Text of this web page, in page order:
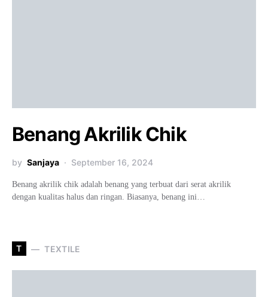
Benang Akrilik Chik
by Sanjaya September 16, 2024
Benang akrilik chik adalah benang yang terbuat dari serat akrilik
dengan kualitas halus dan ringan. Biasanya, benang ini…
T TEXTILE